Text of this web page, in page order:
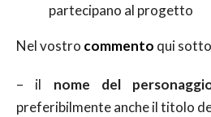
partecipano al progetto
Nel vostro commento qui
– il nome del
preferibilmente anche il titolo